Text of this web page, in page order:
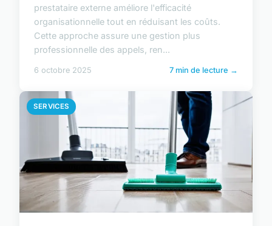
prestataire externe améliore l'efficacité
organisationnelle tout en réduisant les coûts.
Cette approche assure une gestion plus
professionnelle des appels, ren...
6 octobre 2025 7 min de lecture →
SERVICES